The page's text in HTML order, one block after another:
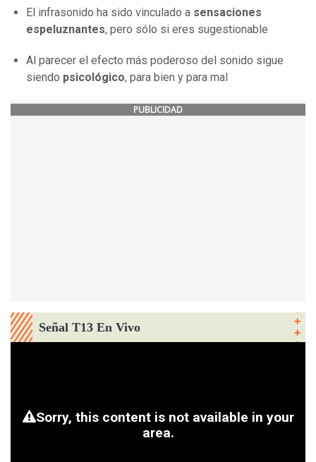
El infrasonido ha sido vinculado a sensaciones
espeluznantes, pero sólo si eres sugestionable
Al parecer el efecto más poderoso del sonido sigue
siendo psicológico, para bien y para mal
PUBLICIDAD
Señal T13 En Vivo